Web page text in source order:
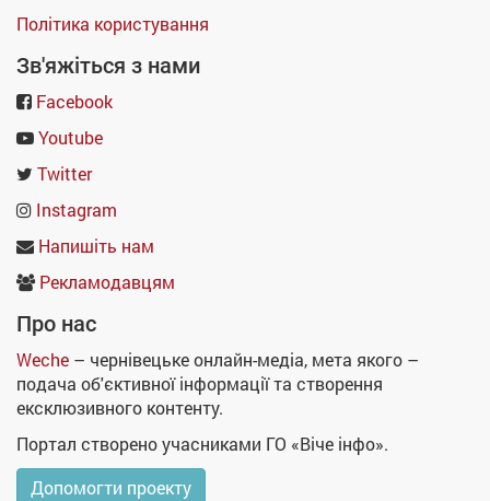
Політика користування
Зв'яжіться з нами
Facebook
Youtube
Twitter
Instagram
Напишіть нам
Рекламодавцям
Про нас
Weche – чернівецьке онлайн-медіа, мета якого –
подача об'єктивної інформації та створення
ексклюзивного контенту.
Портал створено учасниками ГО «Віче інфо».
Допомогти проекту